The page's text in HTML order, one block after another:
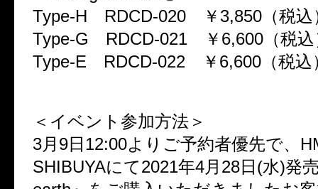
Type-H RDCD-020 ￥3,850（税込
Type-G RDCD-021 ￥6,600（税込
Type-E RDCD-022 ￥6,600（税込
＜イベント参加方法＞
3月9日12:00よりご予約者優先で、
SHIBUYAにて2021年4月28日(水)発